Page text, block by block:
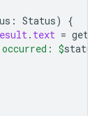
: Status)
{
. text =
$status